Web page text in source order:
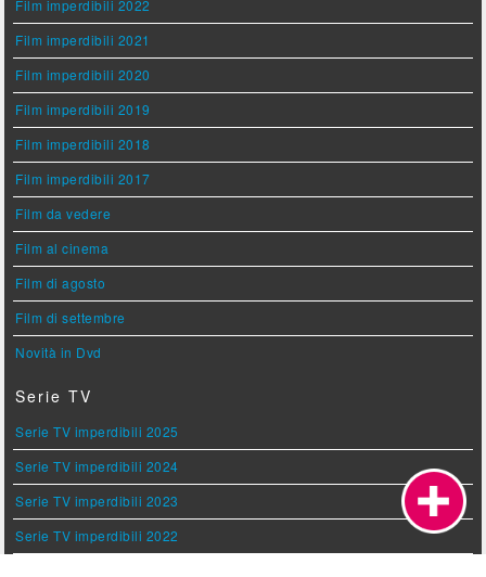
Film imperdibili 2022
Film imperdibili 2021
Film imperdibili 2020
Film imperdibili 2019
Film imperdibili 2018
Film imperdibili 2017
Film da vedere
Film al cinema
Film di agosto
Film di settembre
Novità in Dvd
Serie TV
Serie TV imperdibili 2025
Serie TV imperdibili 2024
Serie TV imperdibili 2023
Serie TV imperdibili 2022